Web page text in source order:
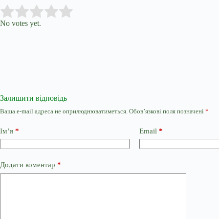
Rate this item:
No votes yet.
Залишити відповідь
Ваша e-mail адреса не оприлюднюватиметься. Обов’язкові поля позначені *
Ім’я * Email *
Додати коментар *